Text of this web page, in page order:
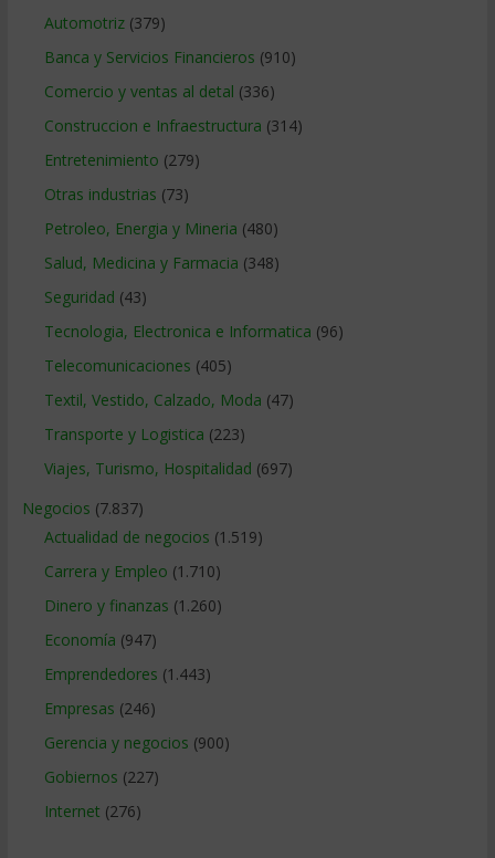
Automotriz(379)
Banca y Servicios Financieros (910)
Comercio y ventas al detal (336)
Construccion e Infraestructura (314)
Entretenimiento (279)
Otras industrias (73)
Petroleo, Energia y Mineria (480)
Salud, Medicina y Farmacia (348)
Seguridad (43)
Tecnologia, Electronica e Informatica (96)
Telecomunicaciones (405)
Textil, Vestido, Calzado, Moda (47)
Transporte y Logistica (223)
Viajes, Turismo, Hospitalidad (697)
Negocios (7.837)
Actualidad de negocios (1.519)
Carrera y Empleo (1.710)
Dinero y finanzas (1.260)
Economía (947)
Emprendedores (1.443)
Empresas (246)
Gerencia y negocios (900)
Gobiernos (227)
Internet (276)